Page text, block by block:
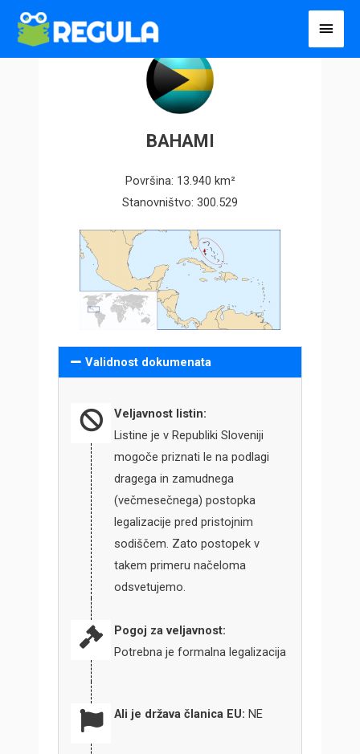
Пређи
BAHAMI
Površina: 13.940 km²
Stanovništvo: 300.529
Validnost dokumenata
Veljavnost listin:
Listine je v Republiki Sloveniji
mogoče priznati le na podlagi
dragega in zamudnega
(večmesečnega) postopka
legalizacije pred pristojnim
sodiščem. Zato postopek v
takem primeru načeloma
odsvetujemo.
Pogoj za veljavnost:
Potrebna je formalna legalizacija
Ali je država članica EU:NE